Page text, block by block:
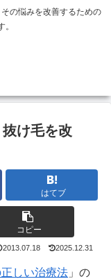
の悩みを改善するための
け毛を改
はてブ
コピー
2013.07.18 2025.12.31
しい治療法 」の